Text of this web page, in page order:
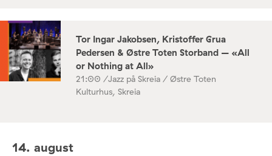
Tor Ingar Jakobsen, Kristoffer Grua
Pedersen & Østre Toten Storband – «All
or Nothing at All»
21:00 /Jazz på Skreia / Østre Toten
Kulturhus, Skreia
14. august